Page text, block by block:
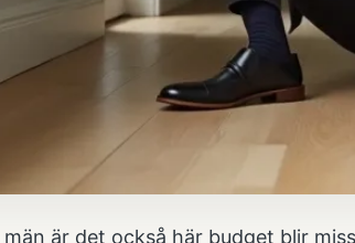
män är det också här budget blir